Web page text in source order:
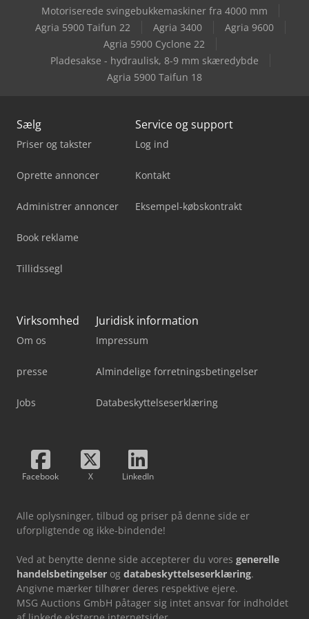
Manitou Mt 420 H
Motoriserede svingebukkemaskiner fra 4000 mm
Agria 5900 Taifun 22
Agria 3400
Agria 9600
Agria 5900 Cyclone 22
Pladesakse - hydraulisk, 8-9 mm skæredybde
Agria 5900 Taifun 18
Sælg
Priser og takster
Oprette annoncer
Administrer annoncer
Book reklame
Tillidssegl
Service og support
Log ind
Kontakt
Eksempel-købskontrakt
Virksomhed
Om os
presse
Jobs
Juridisk information
Impressum
Almindelige forretningsbetingelser
Databeskyttelseserklæring
Facebook X LinkedIn
Alle oplysninger, tilbud og priser på denne side er
uforpligtende og ikke-bindende!
Ved at benytte denne side accepterer du vores generelle
handelsbetingelser og databeskyttelseserklæring.
Angivne mærker tilhører deres respektive ejere.
MSG Auctions GmbH påtager sig intet ansvar for indholdet